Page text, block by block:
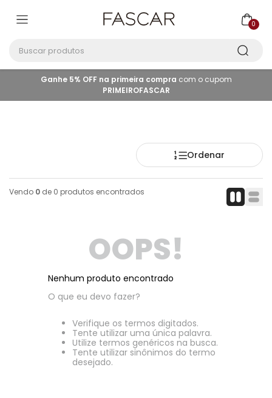
0
Ganhe 5% OFF na primeira compra com o cupom
PRIMEIROFASCAR
Ordenar
Vendo 0 de 0 produtos encontrados
OOPS!
Nenhum produto encontrado
O que eu devo fazer?
Verifique os termos digitados.
Tente utilizar uma única palavra.
Utilize termos genéricos na busca.
Tente utilizar sinônimos do termo
desejado.